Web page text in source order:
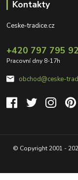
Kontakty
Ceske-tradice.cz
+420 797 795
Pracovní dny 8-17h
obchod@ceske-
© Copyright 2001 -